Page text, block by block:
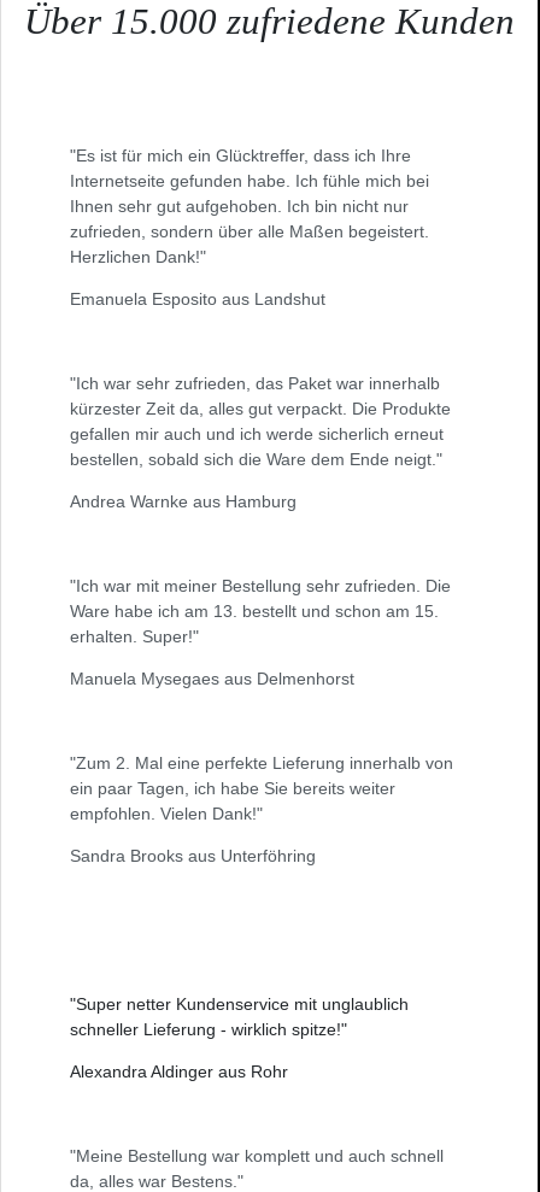
Über 15.000 zufriedene Kunden
"Es ist für mich ein Glücktreffer, dass ich Ihre
Internetseite gefunden habe. Ich fühle mich bei
Ihnen sehr gut aufgehoben. Ich bin nicht nur
zufrieden, sondern über alle Maßen begeistert.
Herzlichen Dank!"
Emanuela Esposito aus Landshut
"Ich war sehr zufrieden, das Paket war innerhalb
kürzester Zeit da, alles gut verpackt. Die Produkte
gefallen mir auch und ich werde sicherlich erneut
bestellen, sobald sich die Ware dem Ende neigt."
Andrea Warnke aus Hamburg
"Ich war mit meiner Bestellung sehr zufrieden. Die
Ware habe ich am 13. bestellt und schon am 15.
erhalten. Super!"
Manuela Mysegaes aus Delmenhorst
"Zum 2. Mal eine perfekte Lieferung innerhalb von
ein paar Tagen, ich habe Sie bereits weiter
empfohlen. Vielen Dank!"
Sandra Brooks aus Unterföhring
"Super netter Kundenservice mit unglaublich
schneller Lieferung - wirklich spitze!"
Alexandra Aldinger aus Rohr
"Meine Bestellung war komplett und auch schnell
da, alles war Bestens."